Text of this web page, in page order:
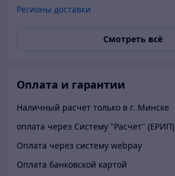
Регионы доставки
Смотреть всё
Оплата и гарантии
Наличный расчет только в г. Минске
оплата через Систему "Расчет" (ЕРИП)
Оплата через систему webpay
Оплата банковской картой